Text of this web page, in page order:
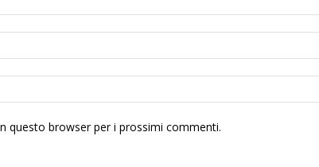
questo browser per i prossimi commenti.